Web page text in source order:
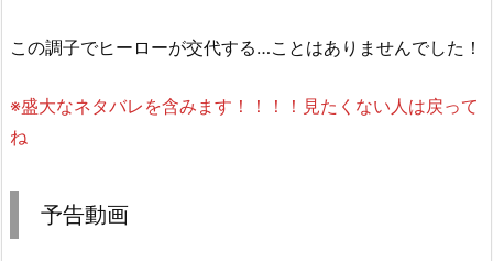
この調子でヒーローが交代する…ことはありませんでした！
※盛大なネタバレを含みます！！！！見たくない人は戻って
ね
予告動画